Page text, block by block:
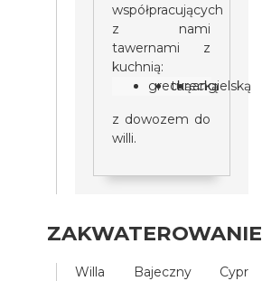
współpracujących
z nami
tawernami z
kuchnią:
greckąturecką
angielską
z dowozem do
willi.
ZAKWATEROWANIE
Willa Bajeczny Cypr